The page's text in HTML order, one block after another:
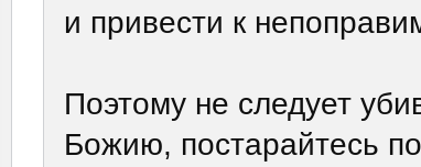
и привести к
Поэтому не следует
Божию, постарайтесь